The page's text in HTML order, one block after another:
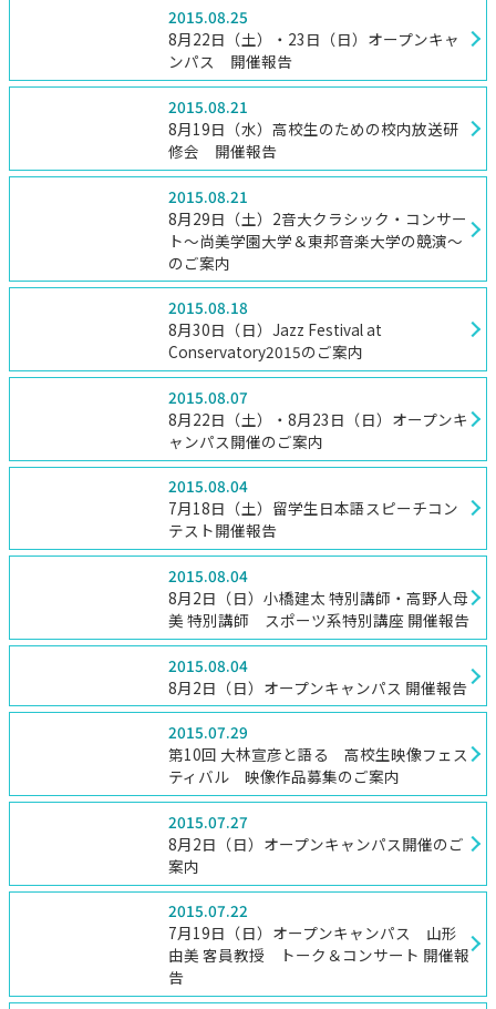
2015.08.25
8月22日（土）・23日（日）オープンキャ
ンパス 開催報告
2015.08.21
8月19日（水）高校生のための校内放送研
修会 開催報告
2015.08.21
8月29日（土）2音大クラシック・コンサー
ト～尚美学園大学＆東邦音楽大学の競演～
のご案内
2015.08.18
8月30日（日）Jazz Festival at
Conservatory2015のご案内
2015.08.07
8月22日（土）・8月23日（日）オープンキ
ャンパス開催のご案内
2015.08.04
7月18日（土）留学生日本語スピーチコン
テスト開催報告
2015.08.04
8月2日（日）小橋建太 特別講師・高野人母
美 特別講師 スポーツ系特別講座 開催報告
2015.08.04
8月2日（日）オープンキャンパス 開催報告
2015.07.29
第10回 大林宣彦と語る 高校生映像フェス
ティバル 映像作品募集のご案内
2015.07.27
8月2日（日）オープンキャンパス開催のご
案内
2015.07.22
7月19日（日）オープンキャンパス 山形
由美 客員教授 トーク＆コンサート 開催報
告